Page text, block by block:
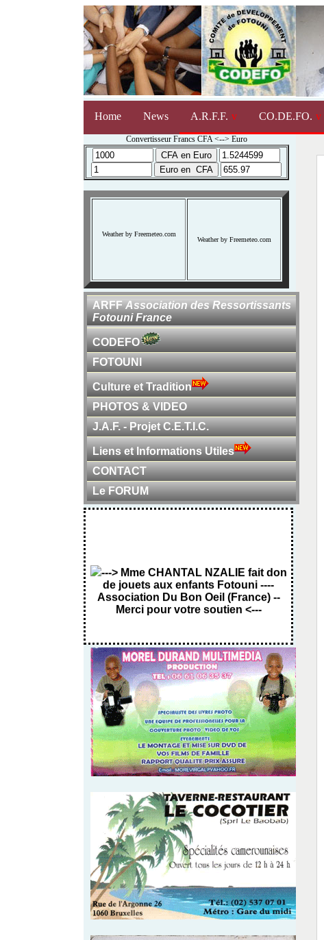
Home News A.R.F.F. CO.DE.FO.
Convertisseur Francs CFA <--> Euro
Weather by Freemeteo.com
Weather by Freemeteo.com
ARFFAssociation des Ressortissants
Fotouni France
CODEFO
FOTOUNI
Culture et Tradition
PHOTOS & VIDEO
J.A.F. - Projet C.E.T.I.C.
Liens et Informations Utiles
CONTACT
Le FORUM
de jouets aux enfants Fotouni ----
Association Du Bon Oeil (France) --
Merci pour votre soutien <---